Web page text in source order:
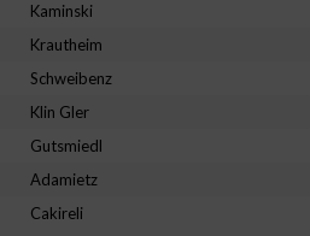
Kaminski
Krautheim
Schweibenz
Klin Gler
Gutsmiedl
Adamietz
Cakireli
Informationen identifizieren